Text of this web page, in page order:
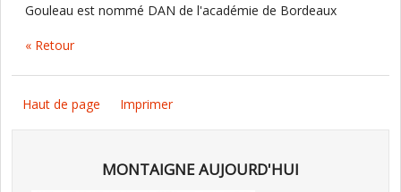
Gouleau est nommé DAN de l'académie de Bordeaux
« Retour
Haut de page Imprimer
MONTAIGNE AUJOURD'HUI